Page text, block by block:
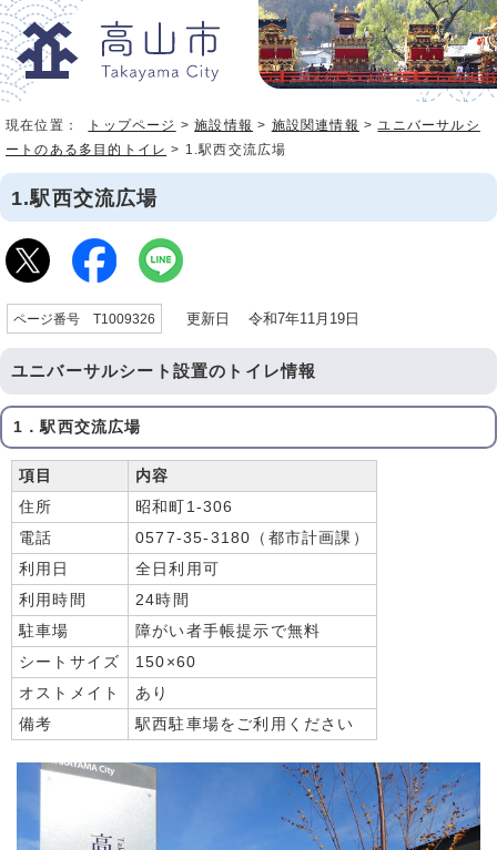
現在位置： トップページ >施設情報 > 施設関連情報 >ユニバーサルシ
ートのある多目的トイレ > 1.駅西交流広場
1.駅西交流広場
ページ番号 T1009326 更新日 令和7年11月19日
ユニバーサルシート設置のトイレ情報
1．駅西交流広場
項目
内容
住所
昭和町1-306
電話
0577-35-3180（都市計画課）
利用日
全日利用可
利用時間
24時間
駐車場
障がい者手帳提示で無料
シートサイズ
150×60
オストメイト
あり
備考
駅西駐車場をご利用ください